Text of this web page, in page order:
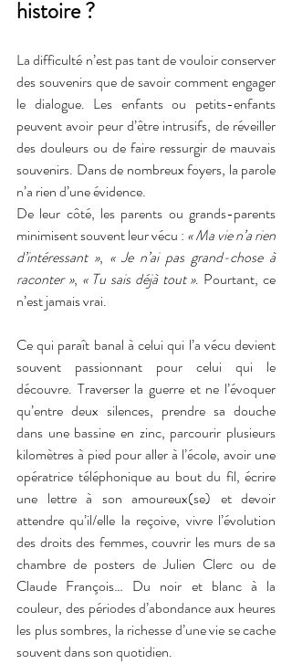
histoire ?
La difficulté n’est pas tant de vouloir conserver
des souvenirs que de savoir comment engager
le dialogue. Les enfants ou petits-enfants
peuvent avoir peur d’être intrusifs, de réveiller
des douleurs ou de faire ressurgir de mauvais
souvenirs. Dans de nombreux foyers, la parole
n’a rien d’une évidence.
De leur côté, les parents ou grands-parents
minimisent souvent leur vécu : « Ma vie n’a rien
d’intéressant », « Je n’ai pas grand-chose à
raconter », « Tu sais déjà tout ». Pourtant, ce
n’est jamais vrai.
Ce qui paraît banal à celui qui l’a vécu devient
souvent passionnant pour celui qui le
découvre. Traverser la guerre et ne l’évoquer
qu’entre deux silences, prendre sa douche
dans une bassine en zinc, parcourir plusieurs
kilomètres à pied pour aller à l’école, avoir une
opératrice téléphonique au bout du fil, écrire
une lettre à son amoureux(se) et devoir
attendre qu’il/elle la reçoive, vivre l’évolution
des droits des femmes, couvrir les murs de sa
chambre de posters de Julien Clerc ou de
Claude François… Du noir et blanc à la
couleur, des périodes d’abondance aux heures
les plus sombres, la richesse d’une vie se cache
souvent dans son quotidien.